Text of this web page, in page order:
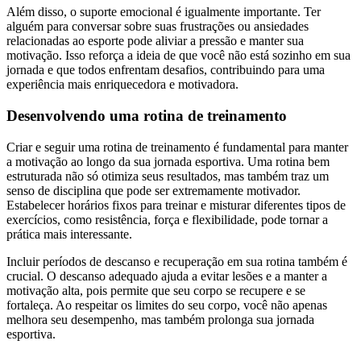
Além disso, o suporte emocional é igualmente importante. Ter
alguém para conversar sobre suas frustrações ou ansiedades
relacionadas ao esporte pode aliviar a pressão e manter sua
motivação. Isso reforça a ideia de que você não está sozinho em sua
jornada e que todos enfrentam desafios, contribuindo para uma
experiência mais enriquecedora e motivadora.
Desenvolvendo uma rotina de treinamento
Criar e seguir uma rotina de treinamento é fundamental para manter
a motivação ao longo da sua jornada esportiva. Uma rotina bem
estruturada não só otimiza seus resultados, mas também traz um
senso de disciplina que pode ser extremamente motivador.
Estabelecer horários fixos para treinar e misturar diferentes tipos de
exercícios, como resistência, força e flexibilidade, pode tornar a
prática mais interessante.
Incluir períodos de descanso e recuperação em sua rotina também é
crucial. O descanso adequado ajuda a evitar lesões e a manter a
motivação alta, pois permite que seu corpo se recupere e se
fortaleça. Ao respeitar os limites do seu corpo, você não apenas
melhora seu desempenho, mas também prolonga sua jornada
esportiva.